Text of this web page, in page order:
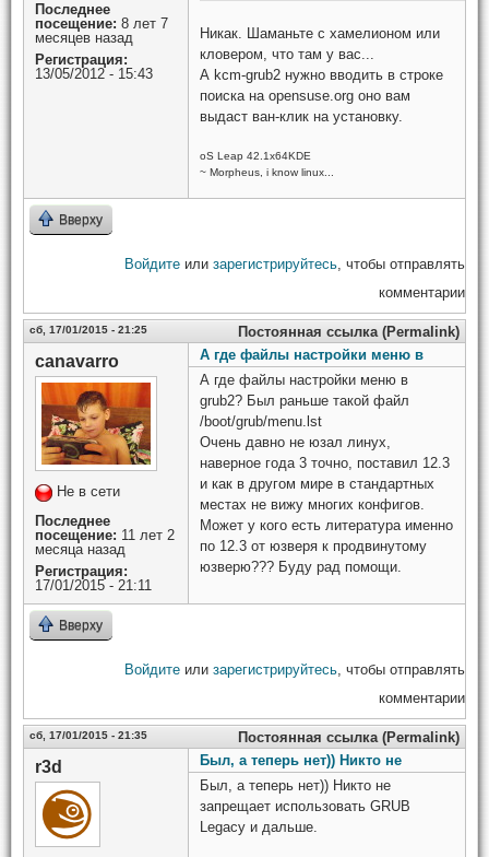
Последнее
посещение: 8 лет 7
месяцев назад
Регистрация:
13/05/2012 - 15:43
Никак. Шаманьте с хамелионом или
кловером, что там у вас...
А kcm-grub2 нужно вводить в строке
поиска на opensuse.org оно вам
выдаст ван-клик на установку.
oS Leap 42.1x64KDE
~ Morpheus, i know linux...
Вверху
Войдите или зарегистрируйтесь , чтобы отправлять
комментарии
сб, 17/01/2015 - 21:25 Постоянная ссылка (Permalink)
canavarro
Не в сети
Последнее
посещение: 11 лет 2
месяца назад
Регистрация:
17/01/2015 - 21:11
А где файлы настройки меню в
А где файлы настройки меню в
grub2? Был раньше такой файл
/boot/grub/menu.lst
Очень давно не юзал линух,
наверное года 3 точно, поставил 12.3
и как в другом мире в стандартных
местах не вижу многих конфигов.
Может у кого есть литература именно
по 12.3 от юзверя к продвинутому
юзверю??? Буду рад помощи.
Вверху
Войдите или зарегистрируйтесь , чтобы отправлять
комментарии
сб, 17/01/2015 - 21:35 Постоянная ссылка (Permalink)
r3d
Был, а теперь нет)) Никто не
Был, а теперь нет)) Никто не
запрещает использовать GRUB
Legacy и дальше.